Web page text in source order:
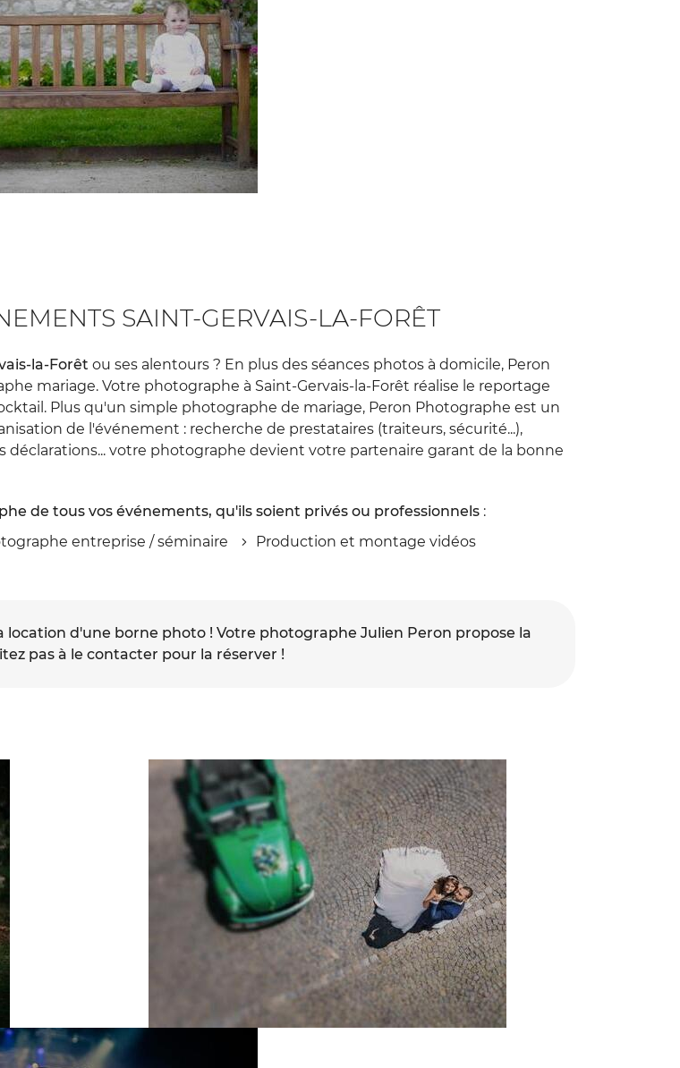
SAINT-GERVAIS-LA-FORÊT
la-Forêt ou ses alentours ? En plus des séances photos à domicile, Peron
mariage. Votre photographe à Saint-Gervais-la-Forêt réalise le reportage
Plus qu'un simple photographe de mariage, Peron Photographe est un
de l'événement : recherche de prestataires (traiteurs, sécurité...),
votre photographe devient votre partenaire garant de la bonne
de tous vos événements, qu'ils soient privés ou professionnels :
entreprise / séminaire
Production et montage vidéos
d'une borne photo ! Votre photographe Julien Peron propose la
pas à le contacter pour la réserver !